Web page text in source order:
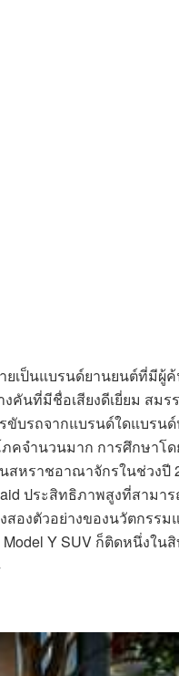
ยเป็นแบรนด์ยานยนต์ที่มี
งคันที่มีชื่อเสียงดีเยี่ยม ส
ขับรถจากแบรนด์ใดแบร
จำนวนมาก การศึกษาโดย
ราชอาณาจักรในช่วงปี
ประสิทธิภาพสูงที่สามาร
สองตัวอย่างของนวัตกรร
Model Y SUV ก็ติดหนึ่งใ